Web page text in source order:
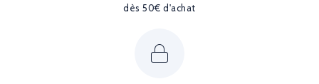
dès 50€ d'achat